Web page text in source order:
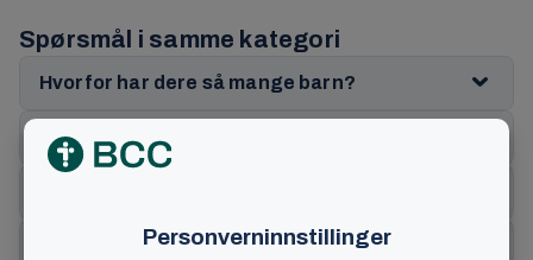
Spørsmål i samme kategori
Hvorfor har dere så mange barn?
Er det lov å drikke alkohol?
Hva mener dere om aktiv dødshjelp?